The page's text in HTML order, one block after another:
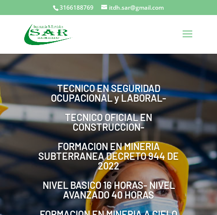
3166188769 itdh.sar@gmail.com
TECNICO EN SEGURIDAD
OCUPACIONAL y LABORAL-
TECNICO OFICIAL EN
CONSTRUCCION-
FORMACION EN MINERIA
SUBTERRANEA DECRETO 944 DE
2022
NIVEL BASICO 16 HORAS- NIVEL
AVANZADO 40 HORAS